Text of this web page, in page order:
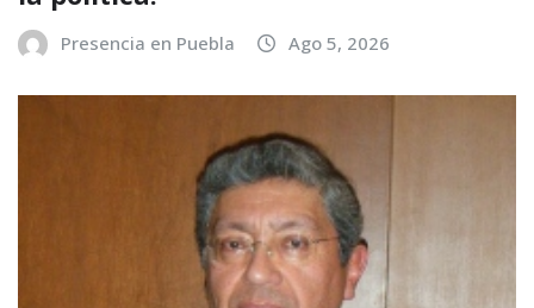
Presencia en Puebla Ago 5, 2026